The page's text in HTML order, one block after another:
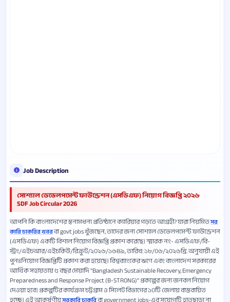
Job Description
সোশ্যাল ডেভেলপমেন্ট ফাউন্ডেশন (এসডিএফ) নিয়োগ বিজ্ঞপ্তি ২০২৬
SDF Job Circular 2026
আপনি কি বাংলাদেশের স্বনামধন্য প্রতিষ্ঠানে ক্যারিয়ার গড়তে আগ্রহী? যারা নিয়মিতসর
কারি চাকরির খবরবা govt jobs খুঁজছেন, তাদের জন্য সোশ্যাল ডেভেলপমেন্ট ফাউন্ডেশন
(এসডিএফ) একটি বিশাল নিয়োগ বিজ্ঞপ্তি প্রকাশ করেছে। স্মারক নং- এসডিএফ/বি-
স্ট্রং/এইচআর/এইচকিউ/রিক্রুট/২০২৬/১৬৪৯, তারিখ: ১৮/০৬/২০২৬খ্রি. অনুযায়ী এই
পুনঃনিয়োগ বিজ্ঞপ্তিটি প্রকাশ করা হয়েছে। বিশ্বব্যাংকের ঋণে এবং বাংলাদেশ সরকারের
আর্থিক সহায়তায় ৫ বছর মেয়াদি "Bangladesh Sustainable Recovery, Emergency
Preparedness and Response Project (B-STRONG)" প্রকল্পের জন্য জনবল নিয়োগ
দেওয়া হবে। প্রকল্পটির কার্যক্রম চট্টগ্রাম ও সিলেট বিভাগের ১০টি জেলায় বাস্তবায়িত